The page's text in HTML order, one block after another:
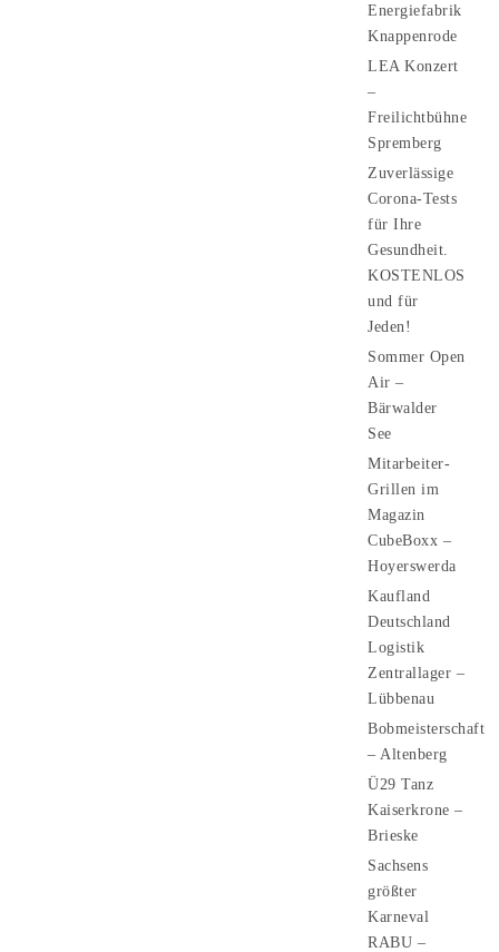
Energiefabrik
Knappenrode
LEA Konzert
–
Freilichtbühne
Spremberg
Zuverlässige
Corona-Tests
für Ihre
Gesundheit.
KOSTENLOS
und für
Jeden!
Sommer Open
Air –
Bärwalder
See
Mitarbeiter-
Grillen im
Magazin
CubeBoxx –
Hoyerswerda
Kaufland
Deutschland
Logistik
Zentrallager –
Lübbenau
Bobmeisterschaft
– Altenberg
Ü29 Tanz
Kaiserkrone –
Brieske
Sachsens
größter
Karneval
RABU –